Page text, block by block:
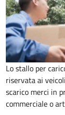
Lo stallo per
riservata ai
scarico merci in
commerciale o